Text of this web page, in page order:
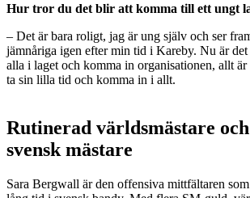
Hur tror du det blir att komma till ett ungt
– Det är bara roligt, jag är ung själv och ser
jämnåriga igen efter min tid i Kareby. Nu är
alla i laget och komma in organisationen, allt
ta sin lilla tid och komma in i allt.
Rutinerad världsmästare
svensk mästare
Sara Bergwall är den offensiva mittfältaren